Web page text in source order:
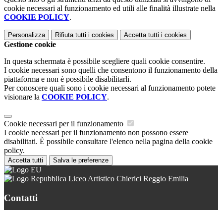
cookie necessari al funzionamento ed utili alle finalità illustrate nella
COOKIE POLICY.
Personalizza Rifiuta tutti i cookies Accetta tutti i cookies
Gestione cookie
In questa schermata è possibile scegliere quali cookie consentire.
I cookie necessari sono quelli che consentono il funzionamento della
piattaforma e non è possibile disabilitarli.
Per conoscere quali sono i cookie necessari al funzionamento potete
visionare la COOKIE POLICY.
Cookie necessari per il funzionamento
I cookie necessari per il funzionamento non possono essere
disabilitati. È possibile consultare l'elenco nella pagina della cookie
policy.
Accetta tutti Salva le preferenze
Liceo Artistico Chierici Reggio Emilia
Contatti